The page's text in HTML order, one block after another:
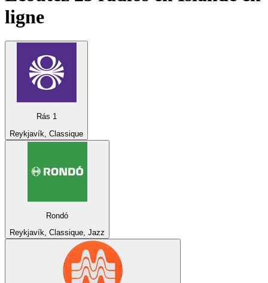
ligne
Rás 1
Reykjavík, Classique
Rondó
Reykjavík, Classique, Jazz